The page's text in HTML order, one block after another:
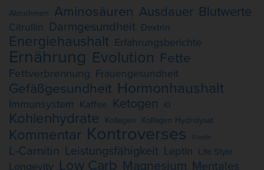
Abnehmen Aminosäuren Ausdauer Blutwerte
Citrullin Darmgesundheit Dextrin
Energiehaushalt Erfahrungsberichte
Ernährung Evolution Fette
Fettverbrennung Frauengesundheit
Gefäßgesundheit Hormonhaushalt
Immunsystem Kaffee Ketogen KI
Kohlenhydrate Kollagen Kollagen Hydrolysat
Kommentar Kontroverses Kreatin
L-Carnitin Leistungsfähigkeit Leptin Life Style
Longevity Low Carb Magnesium Mentales